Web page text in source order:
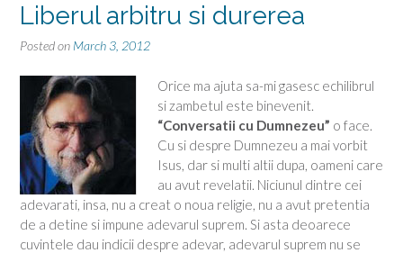
Liberul arbitru si durerea
Posted on March 3, 2012
Orice ma ajuta sa-mi gasesc echilibrul
si zambetul este binevenit.
“Conversatii cu Dumnezeu” o face.
Cu si despre Dumnezeu a mai vorbit
Isus, dar si multi altii dupa, oameni care
au avut revelatii. Niciunul dintre cei
adevarati, insa, nu a creat o noua religie, nu a avut pretentia
de a detine si impune adevarul suprem. Si asta deoarece
cuvintele dau indicii despre adevar, adevarul suprem nu se